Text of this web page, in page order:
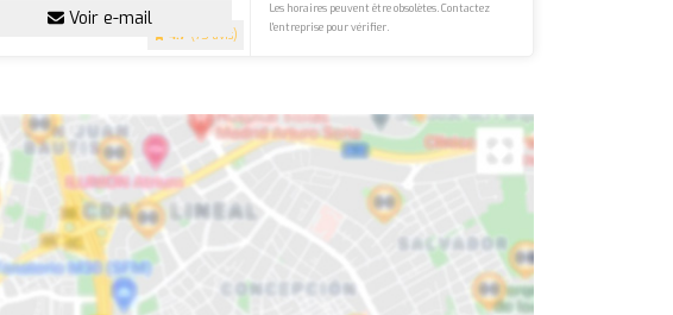
4.7 (75 avis)
Voir e-mail
Les horaires peuvent être obsolètes. Contactez
l'entreprise pour vérifier.